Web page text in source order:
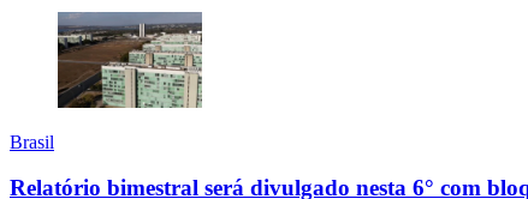
Brasil
Relatório bimestral será divulgado nesta 6° com